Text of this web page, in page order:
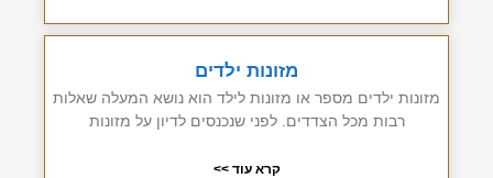
מזונות ילדים
מזונות ילדים מספר או מזונות לילד הוא נושא המעלה שאלות
רבות מכל הצדדים. לפני שנכנסים לדיון על מזונות
קרא עוד >>